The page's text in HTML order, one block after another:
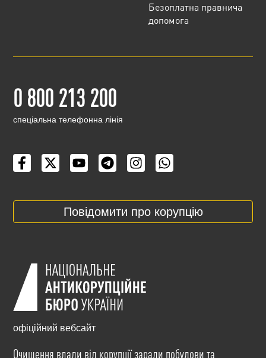
Безоплатна правнича
допомога
0 800 213 200
cпеціальна телефонна лінія
Повідомити про корупцію
офіційний вебсайт
Очищення влади від корупції заради побудови та